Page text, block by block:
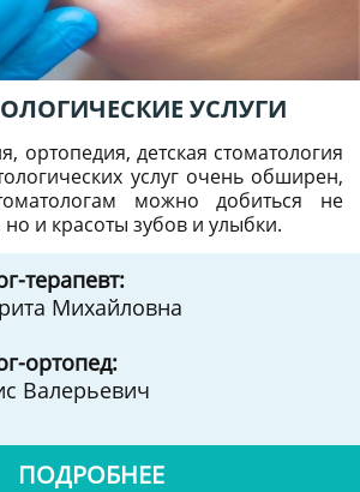
УСЛУГИ
ортопедия, детская стоматология
услуг очень обширен,
можно добиться не
и красоты зубов и улыбки.
терапевт:
Михайловна
ортопед:
Валерьевич
ПОДРОБНЕЕ